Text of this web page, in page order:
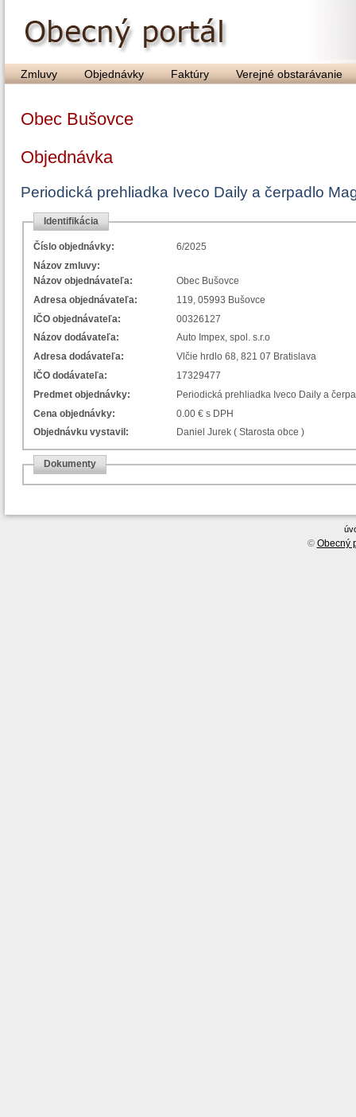
Zmluvy Objednávky Faktúry Verejné obstarávanie
Obec Bušovce
Objednávka
Periodická prehliadka Iveco Daily a čerpadlo
Identifikácia
Číslo objednávky:
6/2025
Názov zmluvy:
Názov objednávateľa:
Obec Bušovce
Adresa objednávateľa:
119, 05993 Bušovce
IČO objednávateľa:
00326127
Názov dodávateľa:
Auto Impex, spol. s.r.o
Adresa dodávateľa:
Vlčie hrdlo 68, 821 07 Bratislava
IČO dodávateľa:
17329477
Predmet objednávky:
Periodická prehliadka Iveco Daily a
Cena objednávky:
0.00 € s DPH
Objednávku vystavil:
Daniel Jurek ( Starosta obce )
Dokumenty
© Obecný